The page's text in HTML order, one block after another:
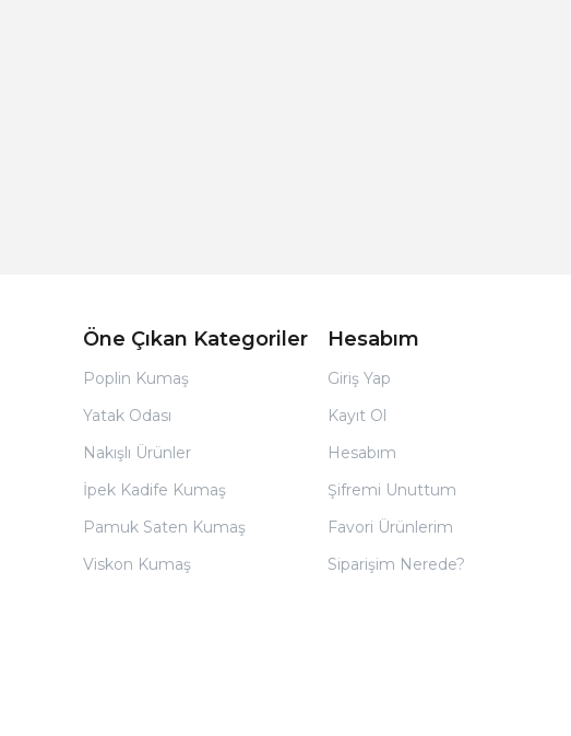
Öne Çıkan Kategoriler
Poplin Kumaş
Yatak Odası
Nakışlı Ürünler
İpek Kadife Kumaş
Pamuk Saten Kumaş
Viskon Kumaş
Hesabım
Giriş Yap
Kayıt Ol
Hesabım
Şifremi Unuttum
Favori Ürünlerim
Siparişim Nerede?